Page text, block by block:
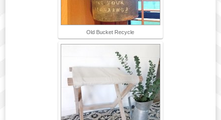
Old Bucket Recycle